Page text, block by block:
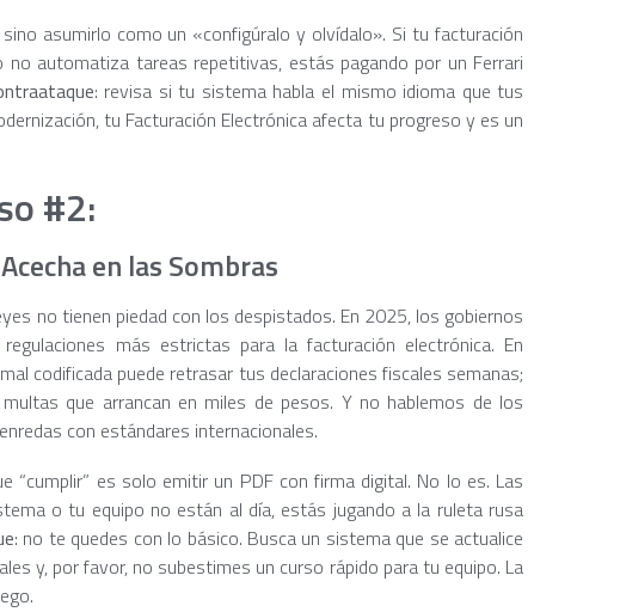
asumirlo como un «configúralo y olvídalo». Si tu facturación
automatiza tareas repetitivas, estás pagando por un Ferrari
: revisa si tu sistema habla el mismo idioma que tus
tu Facturación Electrónica afecta tu progreso y es un
#2:
en las Sombras
no tienen piedad con los despistados. En 2025, los gobiernos
más estrictas para la facturación electrónica. En
codificada puede retrasar tus declaraciones fiscales semanas;
que arrancan en miles de pesos. Y no hablemos de los
con estándares internacionales.
“cumplir” es solo emitir un PDF con firma digital. No lo es. Las
o tu equipo no están al día, estás jugando a la ruleta rusa
: no te quedes con lo básico. Busca un sistema que se actualice
y, por favor, no subestimes un curso rápido para tu equipo. La